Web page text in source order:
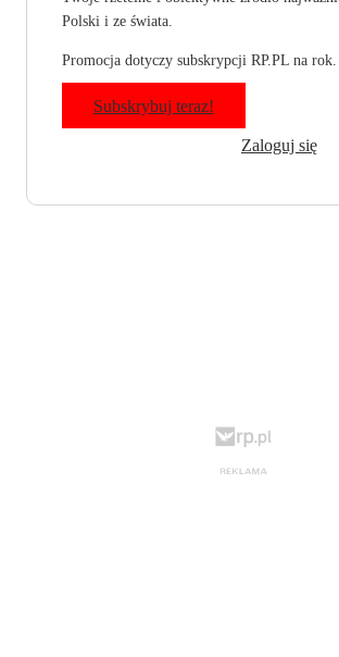
Polski i ze świata.
Promocja dotyczy subskrypcji RP.PL na rok.
Subskrybuj teraz!
Zaloguj się